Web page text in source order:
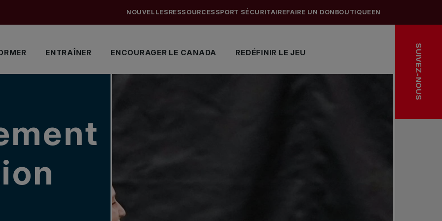
ENTRAÎNER ENCOURAGER LE CANADA REDÉFINIR LE JEU
NOUVELLES RESSOURCES SPORT SÉCURITAIREFAIRE UN DON BOUTIQUEEN
SUIVEZ-NOUS